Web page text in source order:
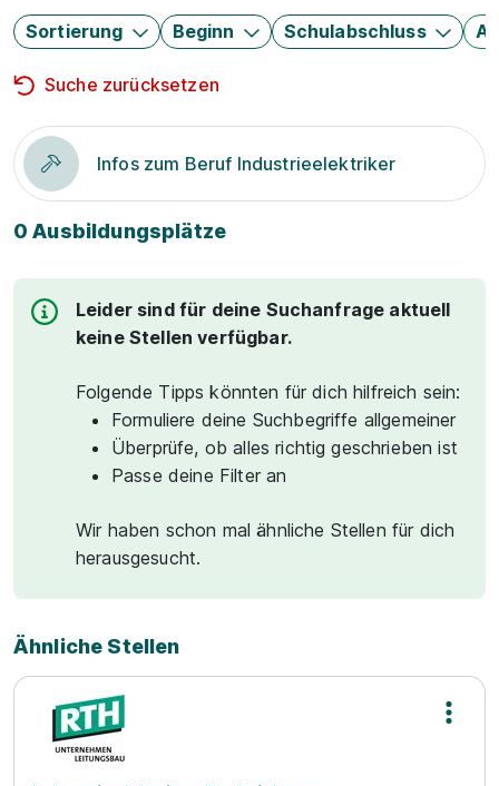
Sortierung Beginn Schulabschluss
Suche zurücksetzen
Infos zum Beruf Industrieelektriker
0 Ausbildungsplätze
Leider sind für deine Suchanfrage aktuell
keine Stellen verfügbar.
Folgende Tipps könnten für dich hilfreich sein:
Formuliere deine Suchbegriffe allgemeiner
Überprüfe, ob alles richtig geschrieben ist
Passe deine Filter an
Wir haben schon mal ähnliche Stellen für dich
herausgesucht.
Ähnliche Stellen